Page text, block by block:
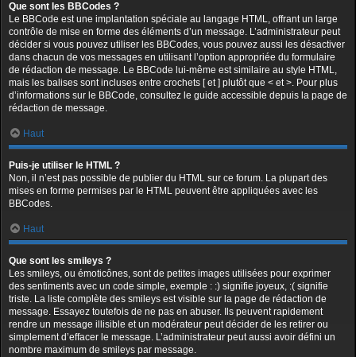
Que sont les BBCodes ?
Le BBCode est une implantation spéciale au langage HTML, offrant un large
contrôle de mise en forme des éléments d’un message. L’administrateur peut
décider si vous pouvez utiliser les BBCodes, vous pouvez aussi les désactiver
dans chacun de vos messages en utilisant l’option appropriée du formulaire
de rédaction de message. Le BBCode lui-même est similaire au style HTML,
mais les balises sont incluses entre crochets [ et ] plutôt que < et >. Pour plus
d’informations sur le BBCode, consultez le guide accessible depuis la page de
rédaction de message.
Haut
Puis-je utiliser le HTML ?
Non, il n’est pas possible de publier du HTML sur ce forum. La plupart des
mises en forme permises par le HTML peuvent être appliquées avec les
BBCodes.
Haut
Que sont les smileys ?
Les smileys, ou émoticônes, sont de petites images utilisées pour exprimer
des sentiments avec un code simple, exemple : :) signifie joyeux, :( signifie
triste. La liste complète des smileys est visible sur la page de rédaction de
message. Essayez toutefois de ne pas en abuser. Ils peuvent rapidement
rendre un message illisible et un modérateur peut décider de les retirer ou
simplement d’effacer le message. L’administrateur peut aussi avoir défini un
nombre maximum de smileys par message.